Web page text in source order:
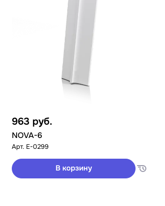
963 руб.
NOVA-6
Арт. E-0299
В корзину